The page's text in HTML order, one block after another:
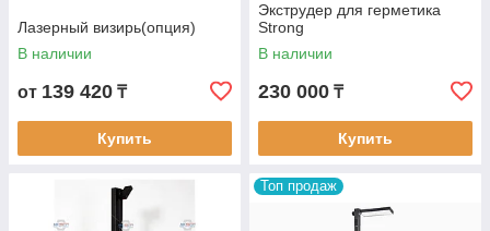
Лазерный визирь(опция)
В наличии
от 139 420 ₸
Купить
Экструдер для герметика
Strong
В наличии
230 000 ₸
Купить
Топ продаж